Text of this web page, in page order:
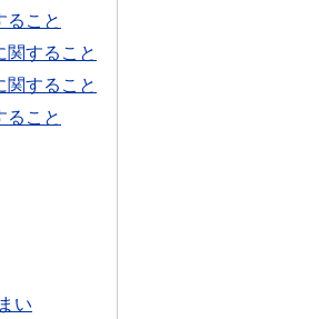
ること
関すること
関すること
ること
い